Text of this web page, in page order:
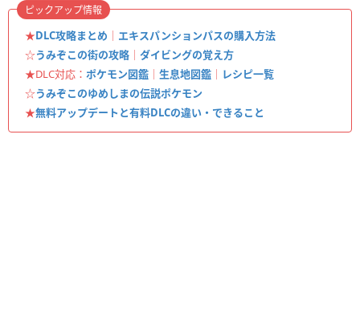
★DLC攻略まとめ ｜ エキスパンションパスの購入方法
☆うみぞこの街の攻略 ｜ ダイビングの覚え方
★DLC対応： ポケモン図鑑 ｜ 生息地図鑑 ｜ レシピ一覧
☆うみぞこのゆめしまの伝説ポケモン
★無料アップデートと有料DLCの違い・できること
ピックアップ情報